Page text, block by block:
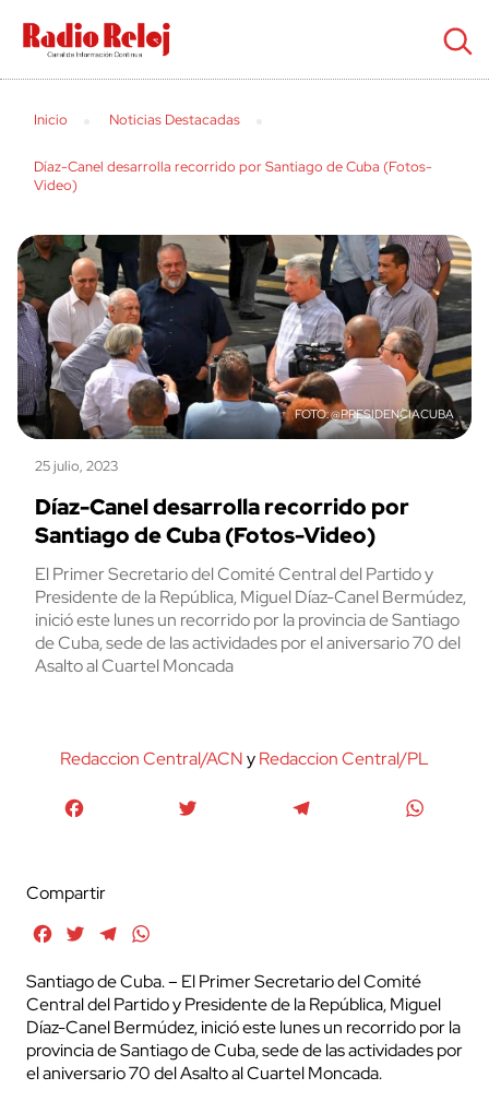
cerrar
Inicio Noticias Destacadas
Díaz-Canel desarrolla recorrido por Santiago de Cuba (Fotos-
Video)
@PRESIDENCIACUBA
25 julio, 2023
Díaz-Canel desarrolla recorrido por
Santiago de Cuba (Fotos-Video)
El Primer Secretario del Comité Central del Partido y
Presidente de la República, Miguel Díaz-Canel Bermúdez,
inició este lunes un recorrido por la provincia de Santiago
de Cuba, sede de las actividades por el aniversario 70 del
Asalto al Cuartel Moncada
Redaccion Central/ACNyRedaccion Central/PL
Compartir
FacebookTwitterTelegram
Santiago de Cuba. – El Primer Secretario del Comité
Central del Partido y Presidente de la República, Miguel
Díaz-Canel Bermúdez, inició este lunes un recorrido por la
provincia de Santiago de Cuba, sede de las actividades por
el aniversario 70 del Asalto al Cuartel Moncada.